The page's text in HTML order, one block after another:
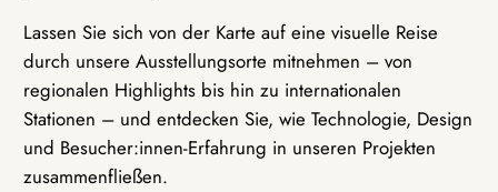
Lassen Sie sich von der Karte auf eine visuelle Reise
durch unsere Ausstellungsorte mitnehmen – von
regionalen Highlights bis hin zu internationalen
Stationen – und entdecken Sie, wie Technologie, Design
und Besucher:innen-Erfahrung in unseren Projekten
zusammenfließen.